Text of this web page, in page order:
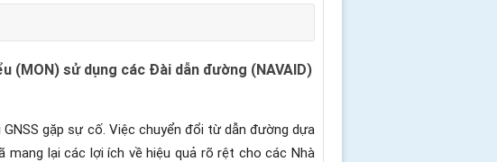
(MON) sử dụng các Đài dẫn đường (NAVAID)
gặp sự cố. Việc chuyển đổi từ dẫn đường dựa
mang lại các lợi ích về hiệu quả rõ rệt cho các Nhà